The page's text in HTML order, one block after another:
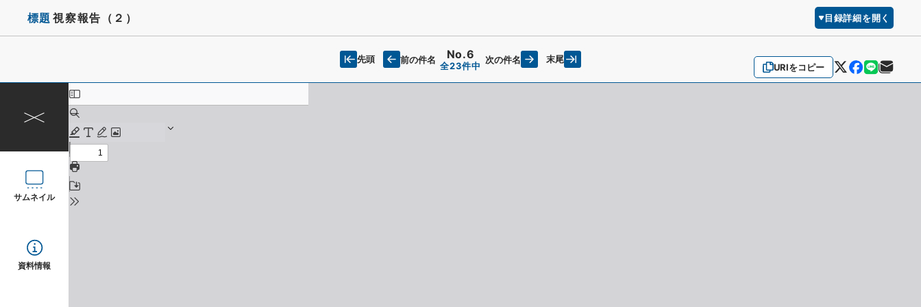
標題 視察報告（２） 目録詳細を開く
URIをコピー
先頭 前の件名 No.6
全23件中
次の件名 末尾
サムネイル
資料情報